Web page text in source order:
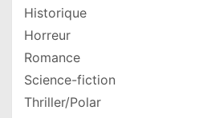
Historique
Horreur
Romance
Science-fiction
Thriller/Polar